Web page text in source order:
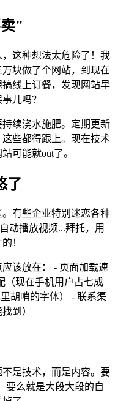
"
这种想法太危险了！我
块做了个网站，到现在
线上订餐，发现网站早
儿吗？
续浇水施肥。定期更新
些都得跟上。现在技术
可能就out了。
了
有些企业特别迷恋各种
动播放视频...拜托，用
！
该放在： - 页面加载速
（现在手机用户占七成
胡哨的字体） - 联系渠
到）
是技术，而是内容。要
要么就是大段大段的自